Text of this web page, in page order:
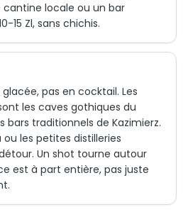
locale ou un bar
15 Zl, sans chichis.
pas en cocktail. Les
les caves gothiques du
bars traditionnels de Kazimierz.
ou les petites distilleries
Un shot tourne autour
est à part entière, pas juste